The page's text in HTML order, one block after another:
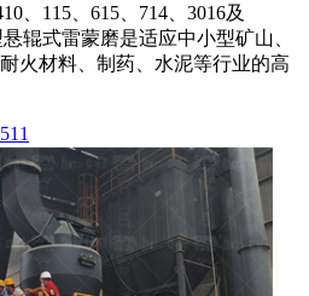
、115、615、714、3016及
辊式雷蒙磨是适应中小型矿山、
火材料、制药、水泥等行业的高